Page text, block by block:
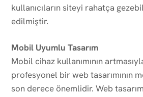
kullanıcıların siteyi rahatça
edilmiştir.
Mobil Uyumlu Tasarım
Mobil cihaz kullanımının
profesyonel bir web tasarımının
son derece önemlidir. Web